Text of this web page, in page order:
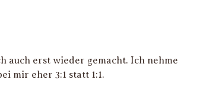
auch erst wieder gemacht. Ich nehme
mir eher 3:1 statt 1:1.